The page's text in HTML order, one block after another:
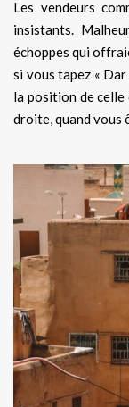
Les vendeurs
insistants.
échoppes qui
si vous tapez «
la position de celle
droite, quand vous